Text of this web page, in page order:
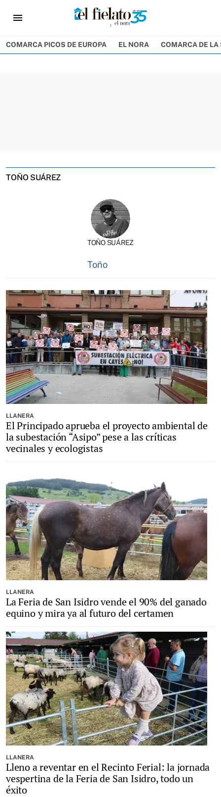
menu
COMARCA PICOS DE EUROPA EL NORA COMARCA DE LA
TOÑO SUÁREZ
TOÑO SUÁREZ
Toño
LLANERA
El Principado aprueba el proyecto ambiental de
la subestación “Asipo” pese a las críticas
vecinales y ecologistas
LLANERA
La Feria de San Isidro vende el 90% del ganado
equino y mira ya al futuro del certamen
LLANERA
Lleno a reventar en el Recinto Ferial: la jornada
vespertina de la Feria de San Isidro, todo un
éxito